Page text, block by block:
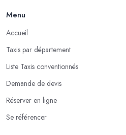
Menu
Accueil
Taxis par département
Liste Taxis conventionnés
Demande de devis
Réserver en ligne
Se référencer